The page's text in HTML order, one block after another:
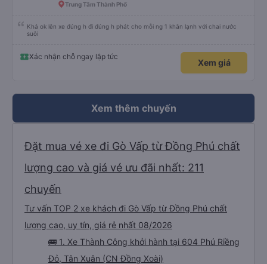
Trung Tâm Thành Phố
Khá ok lên xe đúng h đi đúng h phát cho mỗi ng 1 khăn lạnh với chai nước
suôi
Xác nhận chỗ ngay lập tức
Xem giá
Xem thêm chuyến
Đặt mua vé xe đi Gò Vấp từ Đồng Phú chất
lượng cao và giá vé ưu đãi nhất: 211
chuyến
Tư vấn TOP 2 xe khách đi Gò Vấp từ Đồng Phú chất
lượng cao, uy tín, giá rẻ nhất 08/2026
🚌 1. Xe Thành Công khởi hành tại 604 Phú Riềng
Đỏ, Tân Xuân (CN Đồng Xoài)